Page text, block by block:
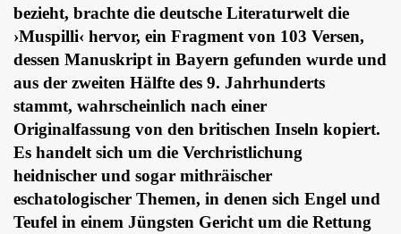
bezieht, brachte die deutsche Literaturwelt die
›Muspilli‹ hervor, ein Fragment von 103 Versen,
dessen Manuskript in Bayern gefunden wurde und
aus der zweiten Hälfte des 9. Jahrhunderts
stammt, wahrscheinlich nach einer
Originalfassung von den britischen Inseln kopiert.
Es handelt sich um die Verchristlichung
heidnischer und sogar mithräischer
eschatologischer Themen, in denen sich Engel und
Teufel in einem Jüngsten Gericht um die Rettung